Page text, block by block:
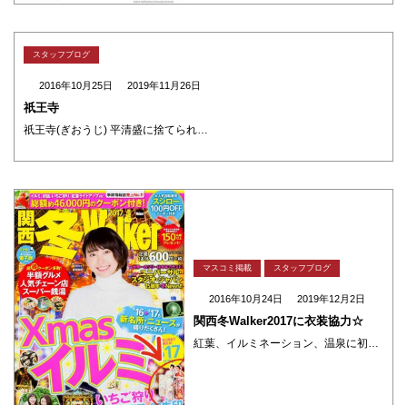
スタッフブログ
2016年10月25日 2019年11月26日
祇王寺
祇王寺(ぎおうじ) 平清盛に捨てられた白拍子ゆかりの寺。 お庭の緑色の苔の上に 黄色や真赤な落葉が敷詰められます。 庵も紅葉に包まれてもの悲しい 雰囲気がただよう寺です。 【拝観時間】9:00～17：00（受付終了16： ・・・
マスコミ掲載 スタッフブログ
2016年10月24日 2019年12月2日
関西冬Walker2017に衣装協力☆
紅葉、イルミネーション、温泉に初詣！ 秋冬のレジャー情報が盛り沢山の「関西冬Walker2017」に夢館が衣装協力しています♪ 表紙はドラマ『逃げるは恥だが役に立つ』が好調の新垣結衣さん！書店でも目を引く可愛らしさです( ・・・